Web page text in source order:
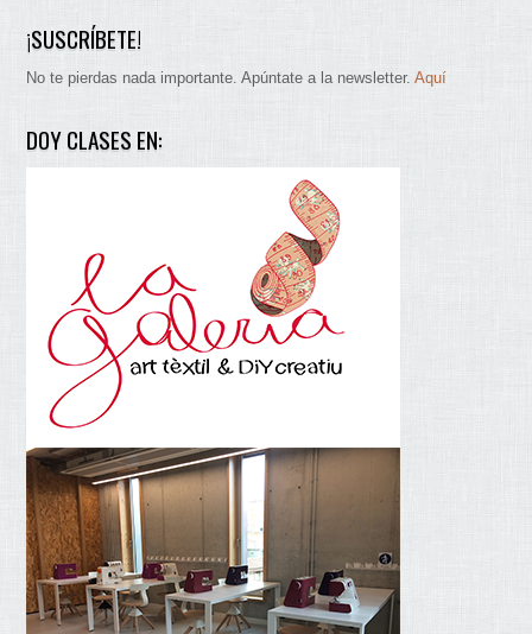
¡SUSCRÍBETE!
No te pierdas nada importante. Apúntate a la newsletter.Aquí
DOY CLASES EN: